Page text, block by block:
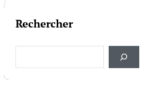
Rechercher
a